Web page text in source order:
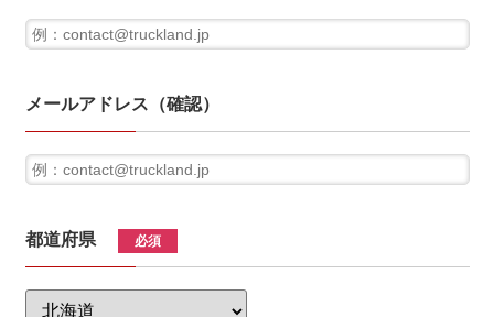
メールアドレス（確認）
都道府県 必須